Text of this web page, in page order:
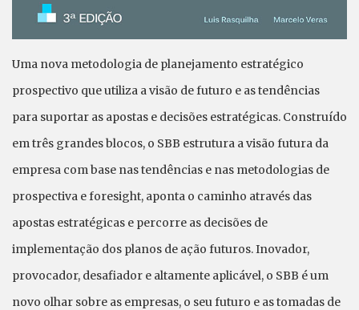
Uma nova metodologia de planejamento estratégico
prospectivo que utiliza a visão de futuro e as tendências
para suportar as apostas e decisões estratégicas. Construído
em três grandes blocos, o SBB estrutura a visão futura da
empresa com base nas tendências e nas metodologias de
prospectiva e foresight, aponta o caminho através das
apostas estratégicas e percorre as decisões de
implementação dos planos de ação futuros. Inovador,
provocador, desafiador e altamente aplicável, o SBB é um
novo olhar sobre as empresas, o seu futuro e as tomadas de